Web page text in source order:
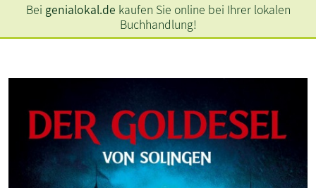
Bei genialokal.de kaufen Sie online bei Ihrer lokalen
Buchhandlung!